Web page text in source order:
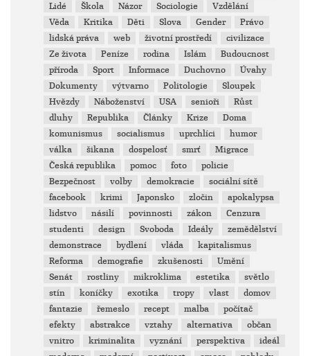
Lidé
Škola Názor Sociologie
Vzdělání
Věda
Kritika Děti Slova Gender
Právo
lidská práva
web životní prostředí
civilizace
Ze života
Peníze rodina Islám
Budoucnost
příroda
Sport Informace Duchovno
Úvahy
Dokumenty
výtvarno Politologie
Sloupek
Hvězdy
Náboženství USA senioři
Růst
dluhy
Republika Články Krize
Doma
komunismus
socialismus uprchlíci
humor
válka
šikana dospelosť smrť
Migrace
Česká republika
pomoc foto
policie
Bezpečnost
volby demokracie
sociální sítě
facebook
krimi Japonsko zločin
apokalypsa
lidstvo
násilí povinnosti zákon
Cenzura
studenti
design Svoboda Ideály
zemědělství
demonstrace
bydlení vláda
kapitalismus
Reforma
demografie zkušenosti
Umění
Senát
rostliny mikroklima estetika
světlo
stín
koníčky exotika tropy vlast
domov
fantazie
řemeslo recept malba
počítač
efekty
abstrakce vztahy alternativa
občan
vnitro
kriminalita vyznání perspektiva
ideál